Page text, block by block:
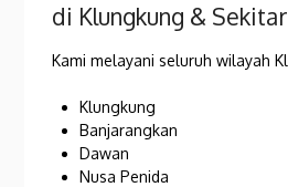
di Klungkung &
Kami melayani seluruh wilayah
Klungkung
Banjarangkan
Dawan
Nusa Penida